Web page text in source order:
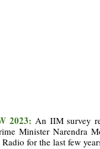
2023:An IIM survey
Minister Narendra
for the last few